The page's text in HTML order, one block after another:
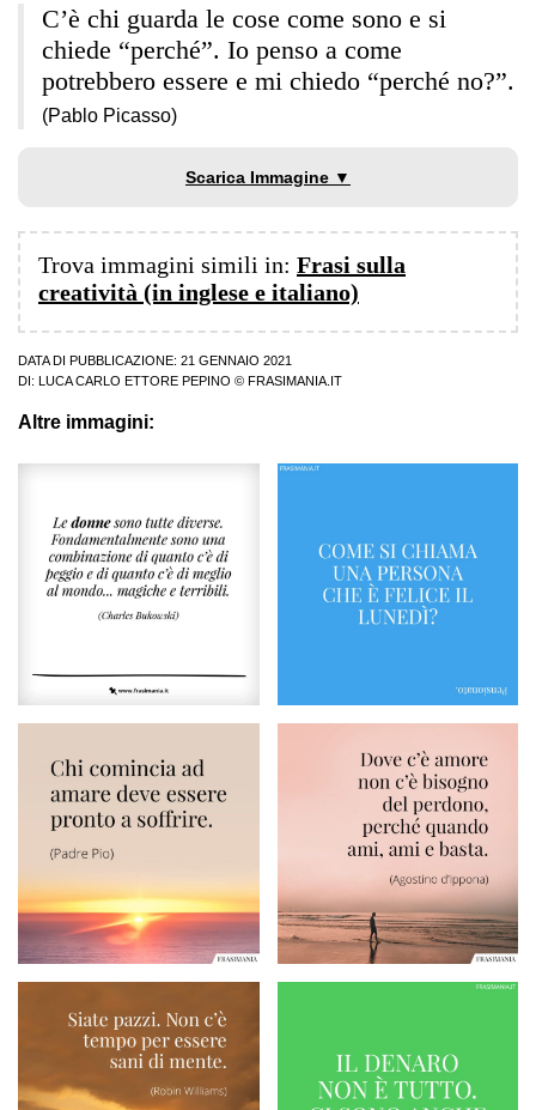
C’è chi guarda le cose come sono e si
chiede “perché”. Io penso a come
potrebbero essere e mi chiedo “perché no?”.
(Pablo Picasso)
Scarica Immagine ▼
Trova immagini simili in: Frasi sulla
creatività (in inglese e italiano)
DATA DI PUBBLICAZIONE: 21 GENNAIO 2021
DI:
LUCA CARLO ETTORE PEPINO © FRASIMANIA.IT
Altre immagini: